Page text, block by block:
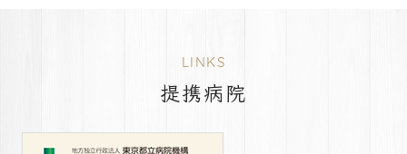
LINKS
提携病院